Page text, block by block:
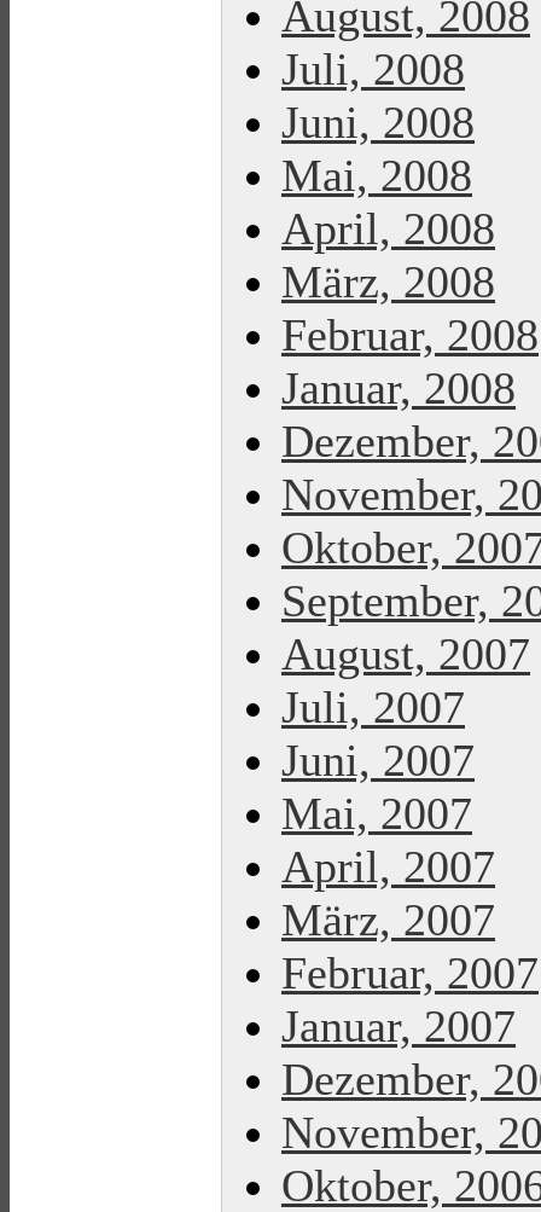
August, 2008
Juli, 2008
Juni, 2008
Mai, 2008
April, 2008
März, 2008
Februar, 2008
Januar, 2008
Dezember,
November,
Oktober,
September,
August, 2007
Juli, 2007
Juni, 2007
Mai, 2007
April, 2007
März, 2007
Februar, 2007
Januar, 2007
Dezember,
November,
Oktober,